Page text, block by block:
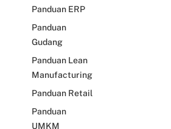
Panduan ERP
Panduan
Gudang
Panduan Lean
Manufacturing
Panduan Retail
Panduan
UMKM